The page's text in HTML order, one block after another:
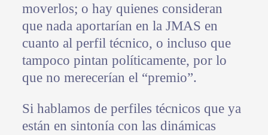
moverlos; o hay quienes consideran
que nada aportarían en la JMAS en
cuanto al perfil técnico, o incluso que
tampoco pintan políticamente, por lo
que no merecerían el “premio”.
Si hablamos de perfiles técnicos que ya
están en sintonía con las dinámicas